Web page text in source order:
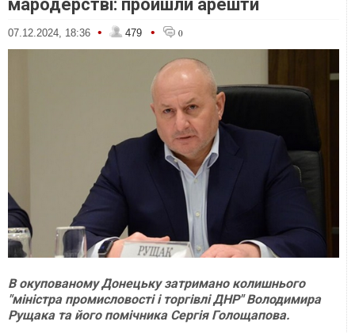
мародерстві: пройшли арешти
07.12.2024, 18:36 • 479 • 0
В окупованому Донецьку затримано колишнього
"міністра промисловості і торгівлі ДНР" Володимира
Рущака та його помічника Сергія Голощапова.